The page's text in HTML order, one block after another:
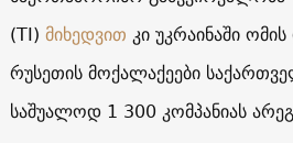
(TI) მიხედვით კი უკრაინაში
რუსეთის მოქალაქეები
საშუალოდ 1 300 კომპანიას